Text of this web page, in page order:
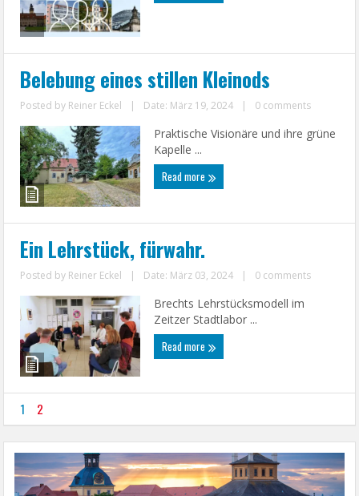
Belebung eines stillen Kleinods
Posted by Reiner Eckel | Date: März 19, 2024 | 0 comments
Praktische Visionäre und ihre grüne
Kapelle ...
Read more
Ein Lehrstück, fürwahr.
Posted by Reiner Eckel | Date: März 03, 2024 | 0 comments
Brechts Lehrstücksmodell im
Zeitzer Stadtlabor ...
Read more
1 2